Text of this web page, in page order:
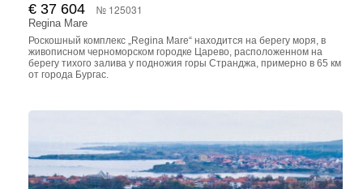
€ 37 604 № 125031
Regina Mare
Роскошный комплекс „Regina Mare“ находится на берегу моря, в
живописном черноморском городке Царево, расположенном на
берегу тихого залива у подножия горы Странджа, примерно в 65 км
от города Бургас.